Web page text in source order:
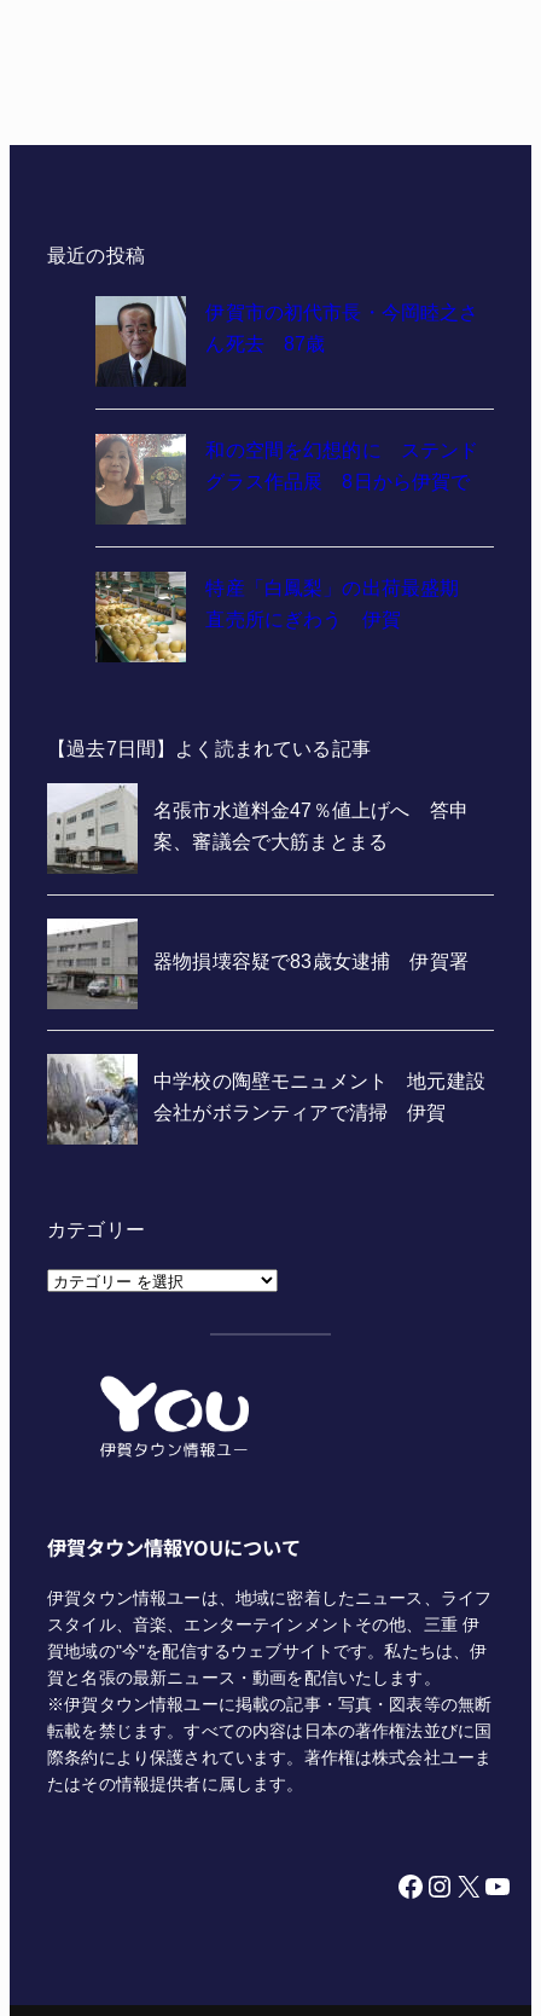
最近の投稿
伊賀市の初代市長・今岡睦之さ
ん死去 87歳
和の空間を幻想的に ステンド
グラス作品展 8日から伊賀で
特産「白鳳梨」の出荷最盛期
直売所にぎわう 伊賀
【過去7日間】よく読まれている記事
カテゴリー
カ
伊賀タウン情報YOUについて
伊賀タウン情報ユーは、地域に密着したニュース、ライフ
スタイル、音楽、エンターテインメントその他、三重 伊
賀地域の"今"を配信するウェブサイトです。私たちは、伊
賀と名張の最新ニュース・動画を配信いたします。
※伊賀タウン情報ユーに掲載の記事・写真・図表等の無断
転載を禁じます。すべての内容は日本の著作権法並びに国
際条約により保護されています。著作権は株式会社ユーま
たはその情報提供者に属します。
Facebook Instagram X YouTube